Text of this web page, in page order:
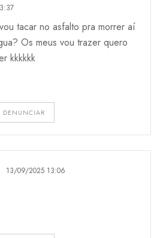
tacar no asfalto pra morrer aí
Os meus vou trazer quero
kkkkkk
DENUNCIAR
13/09/2025 13:06